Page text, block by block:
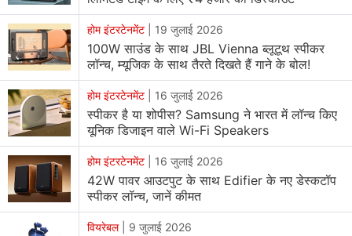
होम इंटरटेनमेंट 19 जुलाई 2026
100W साउंड के साथ JBL Vienna ब्लूटूथ स्पीकर
लॉन्च, म्यूजिक के साथ तैरते दिखते हैं गाने के बोल!
होम इंटरटेनमेंट 16 जुलाई 2026
स्पीकर है या शोपीस? Samsung ने भारत में लॉन्च किए
यूनिक डिजाइन वाले Wi-Fi Speakers
होम इंटरटेनमेंट 16 जुलाई 2026
42W पावर आउटपुट के साथ Edifier के नए डेस्कटॉप
स्पीकर लॉन्च, जानें कीमत
वियरेबल| 9 जुलाई 2026